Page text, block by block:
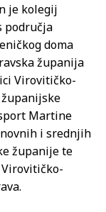
je kolegij
područja
doma
županija
Virovitičko-
Martine
i srednjih
županije te